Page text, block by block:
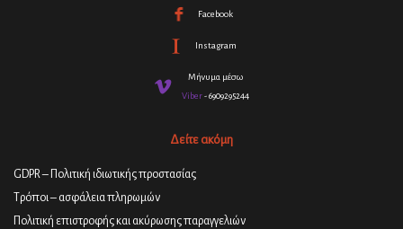
Facebook
Instagram
Μήνυμα μέσω
Viber- 6909295244
Δείτε ακόμη
GDPR – Πολιτική ιδιωτικής προστασίας
Τρόποι – ασφάλεια πληρωμών
Πολιτική επιστροφής και ακύρωσης παραγγελιών